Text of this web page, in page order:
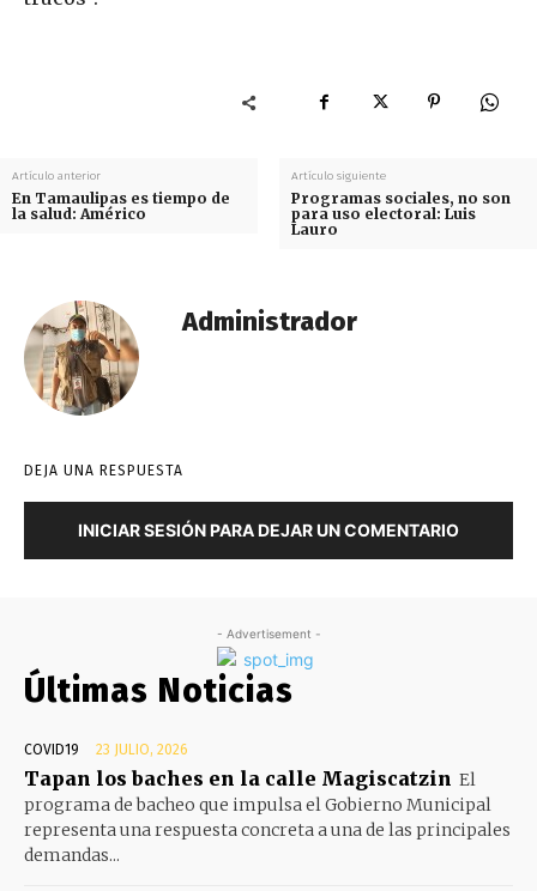
Artículo anterior
En Tamaulipas es tiempo de
la salud: Américo
Artículo siguiente
Programas sociales, no son
para uso electoral: Luis
Lauro
Administrador
DEJA UNA RESPUESTA
INICIAR SESIÓN PARA DEJAR UN COMENTARIO
- Advertisement -
Últimas Noticias
COVID19 23 JULIO, 2026
Tapan los baches en la calle Magiscatzin El
programa de bacheo que impulsa el Gobierno Municipal
representa una respuesta concreta a una de las principales
demandas...